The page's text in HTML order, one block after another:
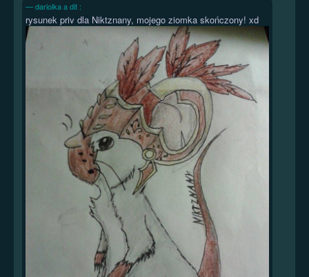
dariolka a dit :
rysunek priv dla Niktznany, mojego ziomka skończony! xd